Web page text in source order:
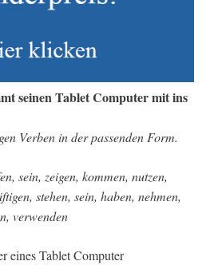
seinen Tablet Computer mit ins
Verben in der passenden Form.
sein, zeigen, kommen, nutzen,
stehen, sein, haben, nehmen,
verwenden
eines Tablet Computer